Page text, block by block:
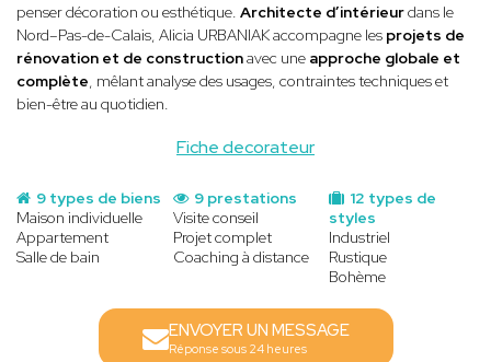
Fiche decorateur
penser décoration ou esthétique. Architecte d’intérieurdans le
Nord–Pas-de-Calais, Alicia URBANIAK accompagne les projets de
rénovation et de constructionavec une approche globale et
complète , mêlant analyse des usages, contraintes techniques et
bien-être au quotidien.
9 types de biens
Maison individuelle
Appartement
Salle de bain
12 types de
styles
Industriel
Rustique
Bohème
9 prestations
Visite conseil
Projet complet
Coaching à distance
ENVOYER UN MESSAGE
Réponse sous 24 heures